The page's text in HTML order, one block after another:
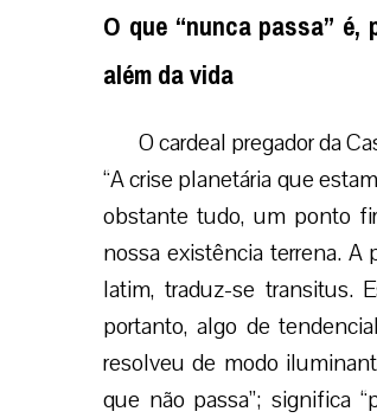
O que “nunca passa”
além da vida
O cardeal pregador da
“A crise planetária que
obstante tudo, um ponto
nossa existência terrena.
latim, traduz-se transitus.
portanto, algo de
resolveu de modo
que não passa”; significa